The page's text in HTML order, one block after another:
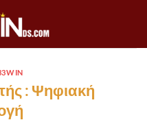
: Ψηφιακή